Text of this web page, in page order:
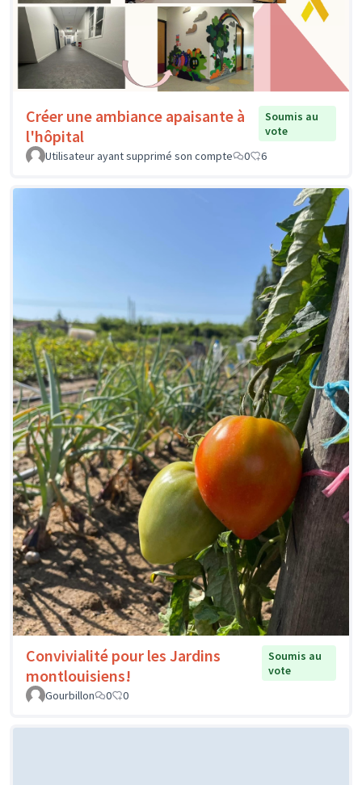
Créer une ambiance apaisante à
l'hôpital
Soumis au
vote
Utilisateur ayant supprimé son compte
0 6
Convivialité pour les Jardins
montlouisiens!
Soumis au
vote
Gourbillon
0 0